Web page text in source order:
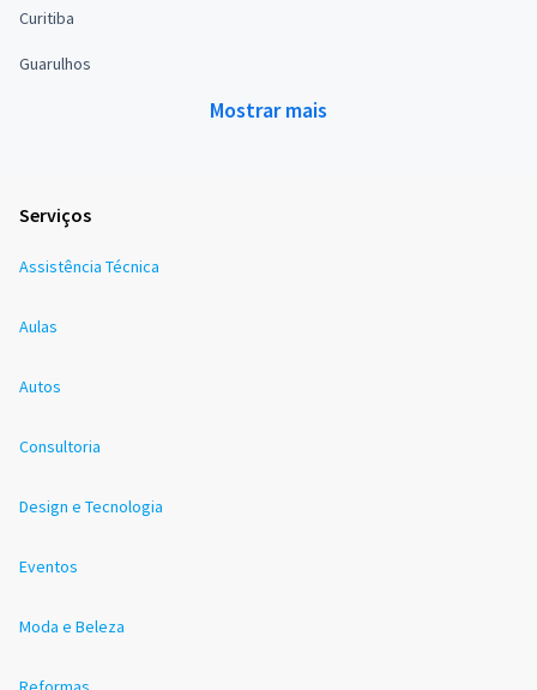
Curitiba
Guarulhos
Mostrar mais
Serviços
Assistência Técnica
Aulas
Autos
Consultoria
Design e Tecnologia
Eventos
Moda e Beleza